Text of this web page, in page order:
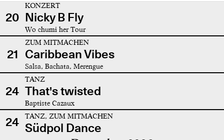
20
KONZERT
Nicky B Fly
Wo chumi her Tour
21
ZUM MITMACHEN
Caribbean Vibes
Salsa, Bachata, Merengue
24
TANZ
That's twisted
Baptiste Cazaux
24 TANZ, ZUM MITMACHEN
Südpol Dance